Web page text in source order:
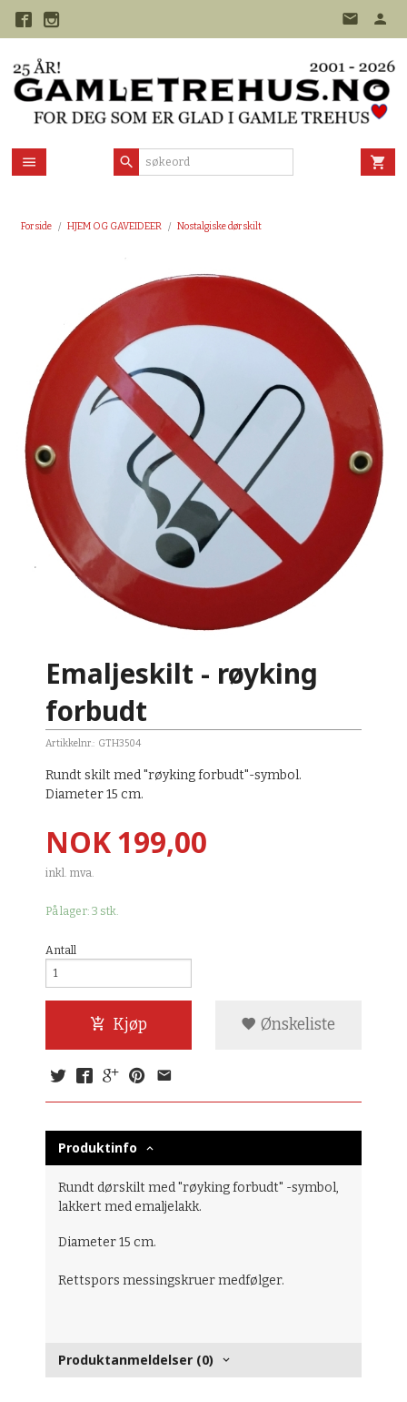
Forside HJEM OG GAVEIDEER Nostalgiske dørskilt
Emaljeskilt - røyking
forbudt
Artikkelnr.: GTH3504
Rundt skilt med "røyking forbudt"-symbol.
Diameter 15 cm.
Pris
NOK199,00
inkl. mva.
På lager: 3 stk.
Antall
Kjøp Ønskeliste
Produktinfo
Rundt dørskilt med "røyking forbudt" -symbol,
lakkert med emaljelakk.
Diameter 15 cm.
Rettspors messingskruer medfølger.
Produktanmeldelser (0)